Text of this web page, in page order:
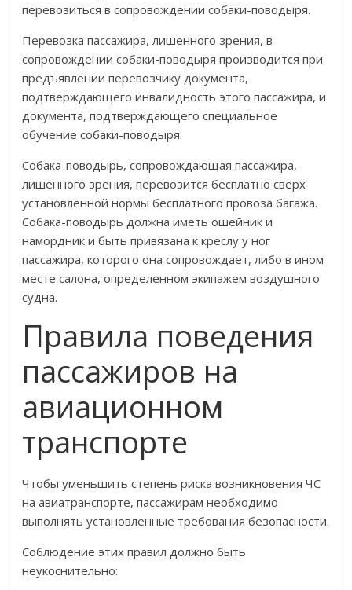
перевозиться в сопровождении собаки-поводыря.
Перевозка пассажира, лишенного зрения, в
сопровождении собаки-поводыря производится при
предъявлении перевозчику документа,
подтверждающего инвалидность этого пассажира, и
документа, подтверждающего специальное
обучение собаки-поводыря.
Собака-поводырь, сопровождающая пассажира,
лишенного зрения, перевозится бесплатно сверх
установленной нормы бесплатного провоза багажа.
Собака-поводырь должна иметь ошейник и
намордник и быть привязана к креслу у ног
пассажира, которого она сопровождает, либо в ином
месте салона, определенном экипажем воздушного
судна.
Правила поведения
пассажиров на
авиационном
транспорте
Чтобы уменьшить степень риска возникновения ЧС
на авиатранспорте, пассажирам необходимо
выполнять установленные требования безопасности.
Соблюдение этих правил должно быть
неукоснительно: